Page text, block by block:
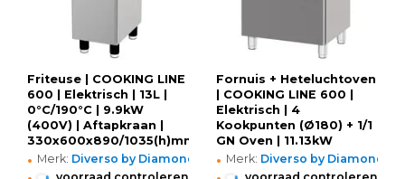
Friteuse | COOKING LINE
600 | Elektrisch | 13L |
0°C/190°C | 9.9kW
(400V) | Aftapkraan |
330x600x890/1035(h)mm
• Merk: Diverso by Diamond
Fornuis + Heteluchtoven
| COOKING LINE 600 |
Elektrisch | 4
Kookpunten (Ø180) + 1/1
GN Oven | 11.13kW
(400V) |
660x600x890/1035(h)mm
• Merk: Diverso by Diamond